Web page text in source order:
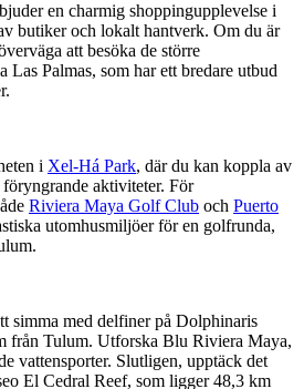
en charmig shoppingupplevelse i
butiker och lokalt hantverk. Om du är
att besöka de större
Las Palmas, som har ett bredare utbud
i Xel-Há Park, där du kan koppla av
aktiviteter. För
Riviera Maya Golf Club och Puerto
utomhusmiljöer för en golfrunda,
simma med delfiner på Dolphinaris
från Tulum. Utforska Blu Riviera Maya,
vattensporter. Slutligen, upptäck det
El Cedral Reef, som ligger 48,3 km